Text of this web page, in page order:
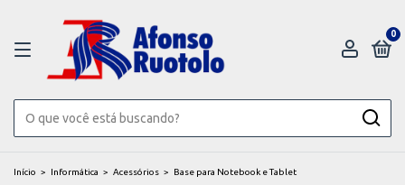
0
Início > Informática > Acessórios > Base para Notebook e Tablet